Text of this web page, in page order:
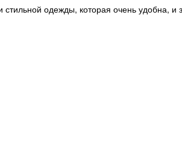
одежды, которая очень удобна, и